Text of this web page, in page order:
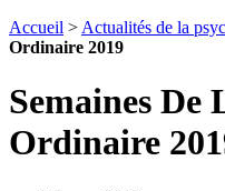
Accueil > Actualités de la
Ordinaire 2019
Semaines De
Ordinaire